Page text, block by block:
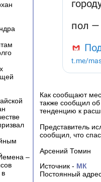
–
в
Как сообщают
также сообщил
тенденцию к
Представитель
сообщил, что
Арсений Томин
Источник - МК
Постоянный